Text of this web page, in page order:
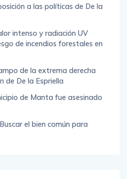
a las políticas de De la
intenso y radiación UV
de incendios forestales en
de la extrema derecha
de De la Espriella
de Manta fue asesinado
el bien común para